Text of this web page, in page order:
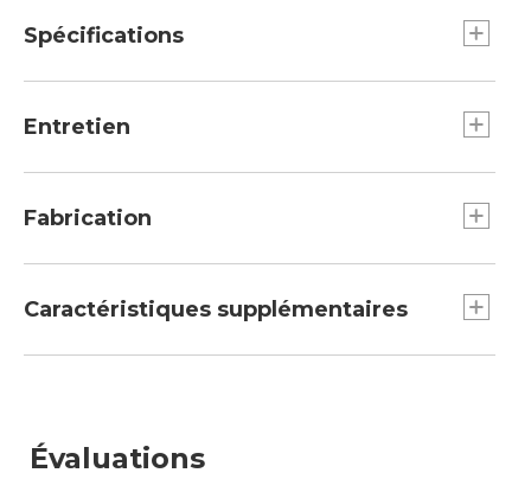
Spécifications
Longueur du produit emballé : 64cm.
Entretien
Fabrication
Tiges légères en aluminium 6 000 avec
Caractéristiques supplémentaires
souples en toile assurent un confort sur tout
Évaluations